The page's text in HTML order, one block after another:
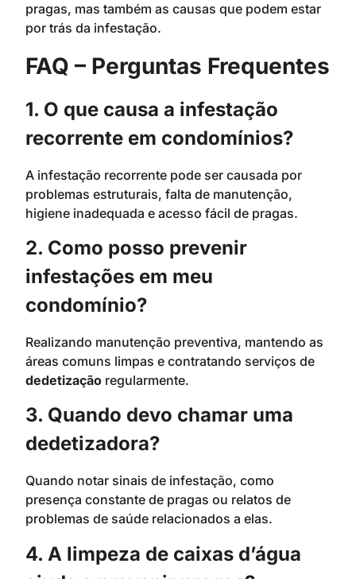
pragas, mas também as causas que podem estar
por trás da infestação.
FAQ – Perguntas Frequentes
1. O que causa a infestação
recorrente em condomínios?
A infestação recorrente pode ser causada por
problemas estruturais, falta de manutenção,
higiene inadequada e acesso fácil de pragas.
2. Como posso prevenir
infestações em meu
condomínio?
Realizando manutenção preventiva, mantendo as
áreas comuns limpas e contratando serviços de
dedetização regularmente.
3. Quando devo chamar uma
dedetizadora?
Quando notar sinais de infestação, como
presença constante de pragas ou relatos de
problemas de saúde relacionados a elas.
4. A limpeza de caixas d’água